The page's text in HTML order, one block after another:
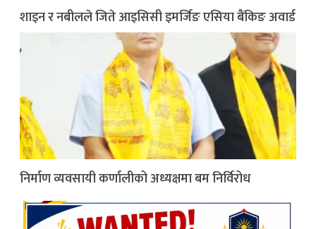
शाइन र नबीलले जिते आइसिसी इमर्जिङ एसिया बैंकिङ अवार्ड
निर्माण व्यवसायी कर्णालीको अध्यक्षमा बम निर्विरोध